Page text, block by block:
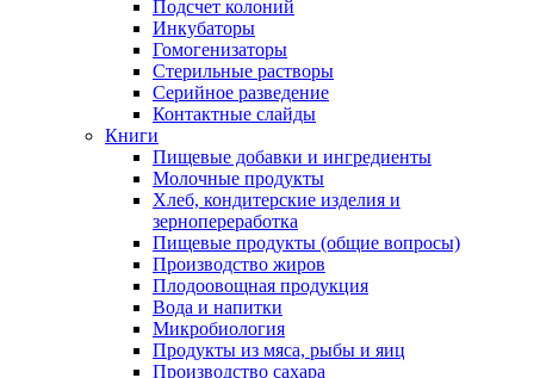
Подсчет колоний
Инкубаторы
Гомогенизаторы
Стерильные растворы
Серийное разведение
Контактные слайды
Книги
Пищевые добавки и ингредиенты
Молочные продукты
Хлеб, кондитерские изделия и
зернопереработка
Пищевые продукты (общие вопросы)
Производство жиров
Плодоовощная продукция
Вода и напитки
Микробиология
Продукты из мяса, рыбы и яиц
Производство сахара